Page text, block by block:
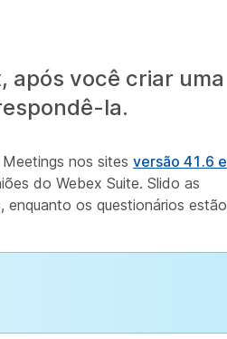
após você criar uma
la.
nos sites versão 41.6 e
do Webex Suite. Slido as
os questionários estão